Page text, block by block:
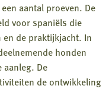
aantal proeven. De
voor spaniëls die
en de praktijkjacht. In
honden
De
de ontwikkeling